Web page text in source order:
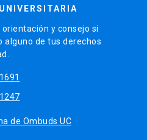
y consejo si
alguno de tus derechos
de Ombuds UC